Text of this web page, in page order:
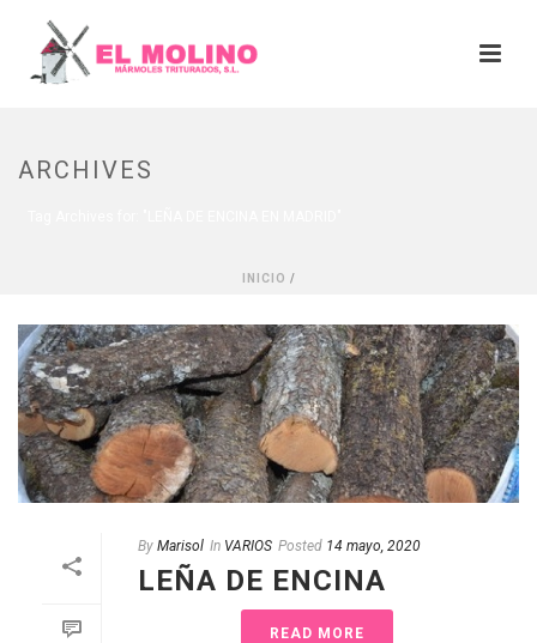
ARCHIVES
INICIO /
By Marisol In VARIOS Posted 14 mayo, 2020
LEÑA DE ENCINA
READ MORE